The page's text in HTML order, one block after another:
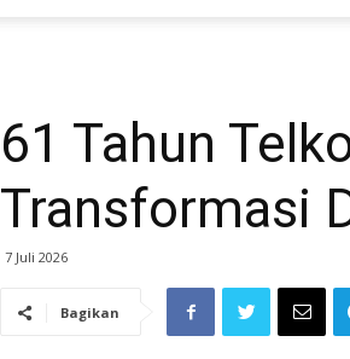
61 Tahun
Transformasi
7 Juli 2026
Bagikan